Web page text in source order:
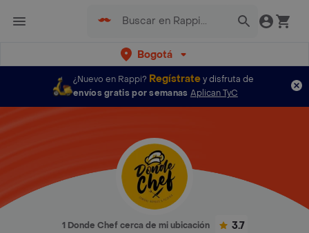
Bogotá
¿Nuevo en Rappi? Regístratey disfruta de
envíos gratis por semanas Aplican TyC
1 Donde Chef cerca de mi ubicación 3.7